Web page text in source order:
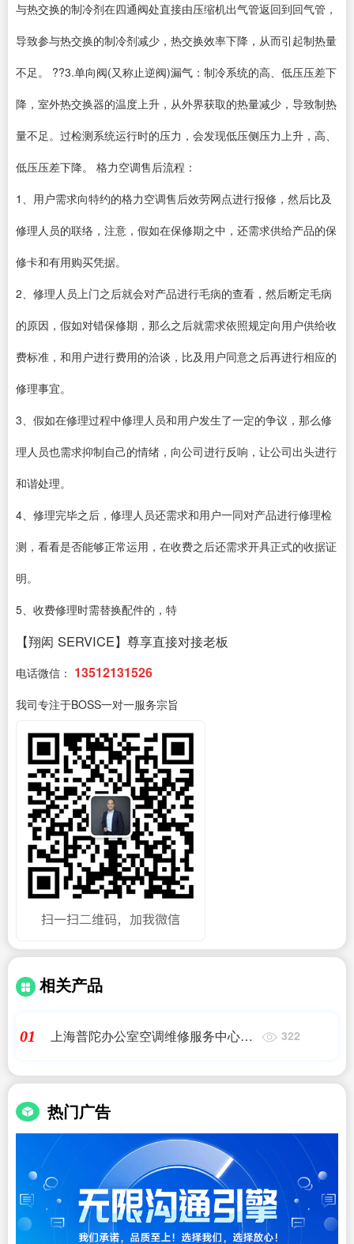
与热交换的制冷剂在四通阀处直接由压缩机出气管返回到回气管，
导致参与热交换的制冷剂减少，热交换效率下降，从而引起制热量
不足。 ??3.单向阀(又称止逆阀)漏气：制冷系统的高、低压压差下
降，室外热交换器的温度上升，从外界获取的热量减少，导致制热
量不足。过检测系统运行时的压力，会发现低压侧压力上升，高、
低压压差下降。 格力空调售后流程：
1、用户需求向特约的格力空调售后效劳网点进行报修，然后比及
修理人员的联络，注意，假如在保修期之中，还需求供给产品的保
修卡和有用购买凭据。
2、修理人员上门之后就会对产品进行毛病的查看，然后断定毛病
的原因，假如对错保修期，那么之后就需求依照规定向用户供给收
费标准，和用户进行费用的洽谈，比及用户同意之后再进行相应的
修理事宜。
3、假如在修理过程中修理人员和用户发生了一定的争议，那么修
理人员也需求抑制自己的情绪，向公司进行反响，让公司出头进行
和谐处理。
4、修理完毕之后，修理人员还需求和用户一同对产品进行修理检
测，看看是否能够正常运用，在收费之后还需求开具正式的收据证
明。
5、收费修理时需替换配件的，特
【翔闳 SERVICE】尊享直接对接老板
电话微信： 13512131526
我司专注于BOSS一对一服务宗旨
相关产品
01
上海普陀办公室空调维修服务中心电
322
热门广告